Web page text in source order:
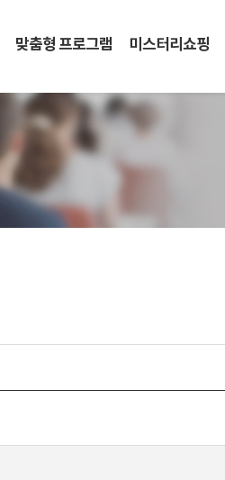
맞춤형 프로그램 미스터리쇼핑